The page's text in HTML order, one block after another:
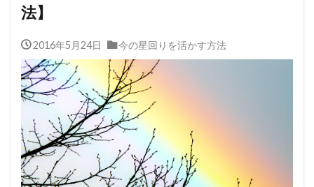
法】
2016年5月24日 今の星回りを活かす方法